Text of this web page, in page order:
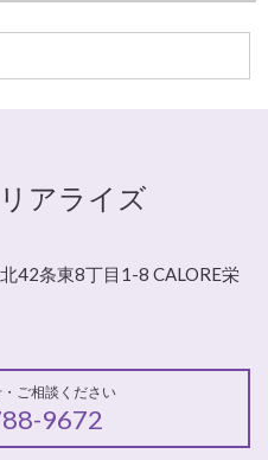
アライズ
42条東8丁目1-8 CALORE栄
ご相談ください
9672